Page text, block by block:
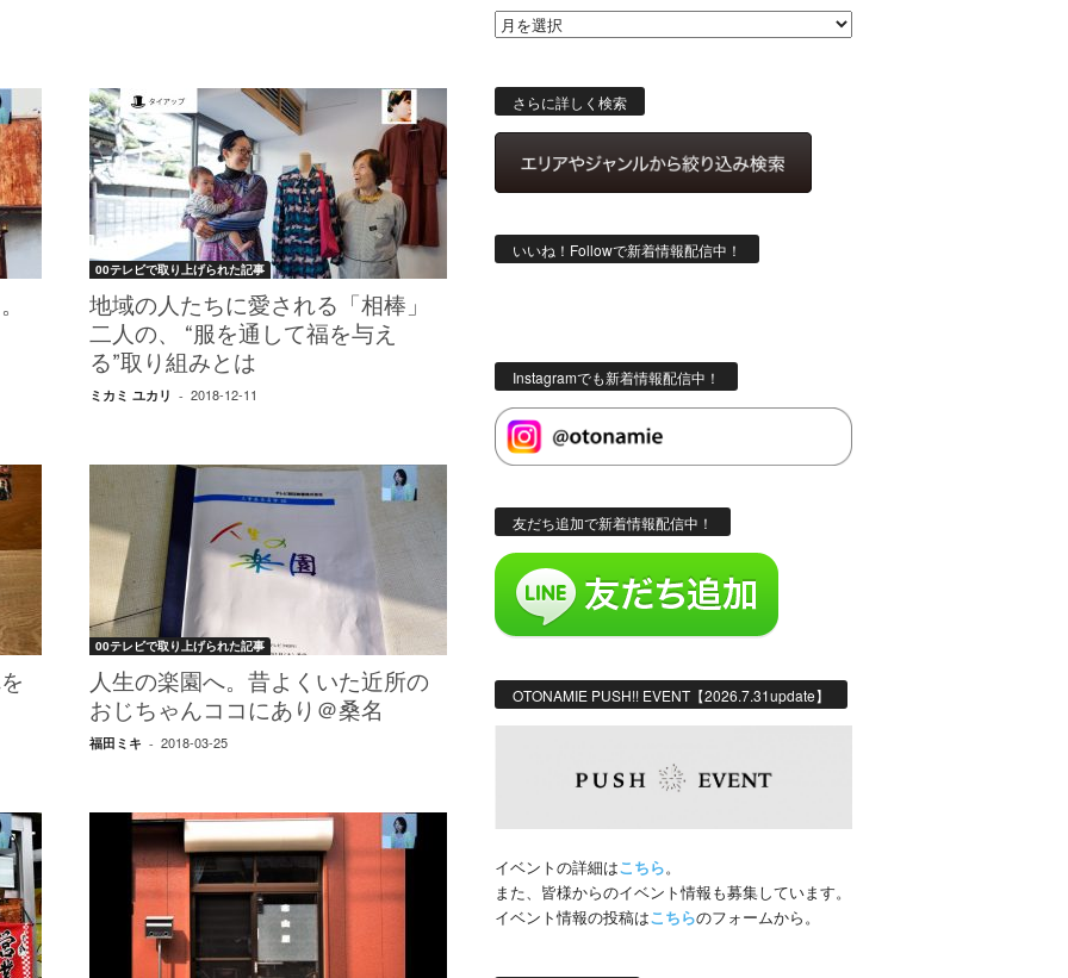
00テレビで取り上げられた記事
地域の人たちに愛される「相棒」
二人の、 “服を通して福を与え
る”取り組みとは
ミカミ ユカリ - 2018-12-11
00テレビで取り上げられた記事
人生の楽園へ。昔よくいた近所の
おじちゃんココにあり＠桑名
福田ミキ - 2018-03-25
索
さらに詳しく検索
いいね！Followで新着情報配信中！
Instagramでも新着情報配信中！
友だち追加で新着情報配信中！
OTONAMIE PUSH!! EVENT【2026.7.31update】
イベントの詳細はこちら。
また、皆様からのイベント情報も募集しています。
イベント情報の投稿はこちらのフォームから。